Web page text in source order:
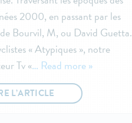
2000, en passant par les
Bourvil, M, ou David Guetta.
« Atypiques », notre
Tv «… Read more »
L’ARTICLE